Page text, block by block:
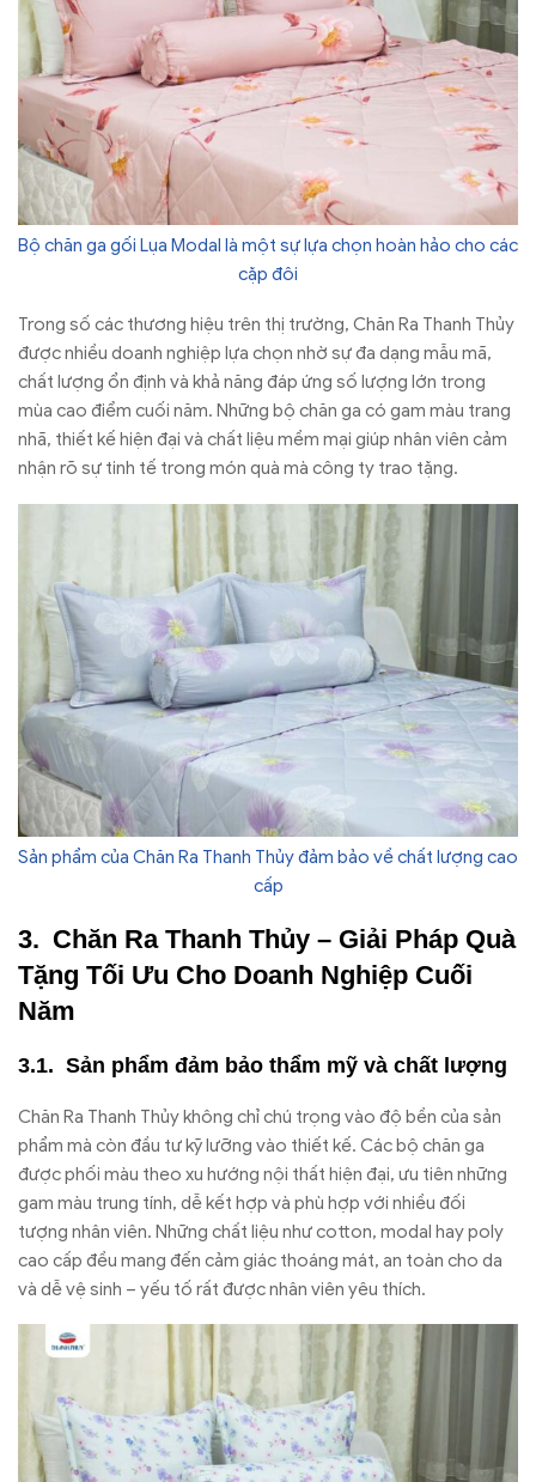
Bộ chăn ga gối Lụa Modal là một sự lựa chọn hoàn hảo cho các
cặp đôi
Trong số các thương hiệu trên thị trường, Chăn Ra Thanh Thủy
được nhiều doanh nghiệp lựa chọn nhờ sự đa dạng mẫu mã,
chất lượng ổn định và khả năng đáp ứng số lượng lớn trong
mùa cao điểm cuối năm. Những bộ chăn ga có gam màu trang
nhã, thiết kế hiện đại và chất liệu mềm mại giúp nhân viên cảm
nhận rõ sự tinh tế trong món quà mà công ty trao tặng.
Sản phẩm của Chăn Ra Thanh Thủy đảm bảo về chất lượng cao
cấp
Chăn Ra Thanh Thủy – Giải Pháp Quà
Tặng Tối Ưu Cho Doanh Nghiệp Cuối
Năm
Sản phẩm đảm bảo thẩm mỹ và chất lượng
Chăn Ra Thanh Thủy không chỉ chú trọng vào độ bền của sản
phẩm mà còn đầu tư kỹ lưỡng vào thiết kế. Các bộ chăn ga
được phối màu theo xu hướng nội thất hiện đại, ưu tiên những
gam màu trung tính, dễ kết hợp và phù hợp với nhiều đối
tượng nhân viên. Những chất liệu như cotton, modal hay poly
cao cấp đều mang đến cảm giác thoáng mát, an toàn cho da
và dễ vệ sinh – yếu tố rất được nhân viên yêu thích.